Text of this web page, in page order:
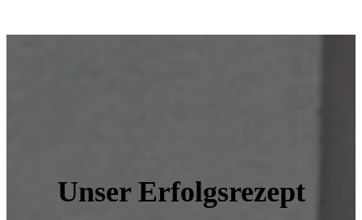
Unser Erfolgsrezept